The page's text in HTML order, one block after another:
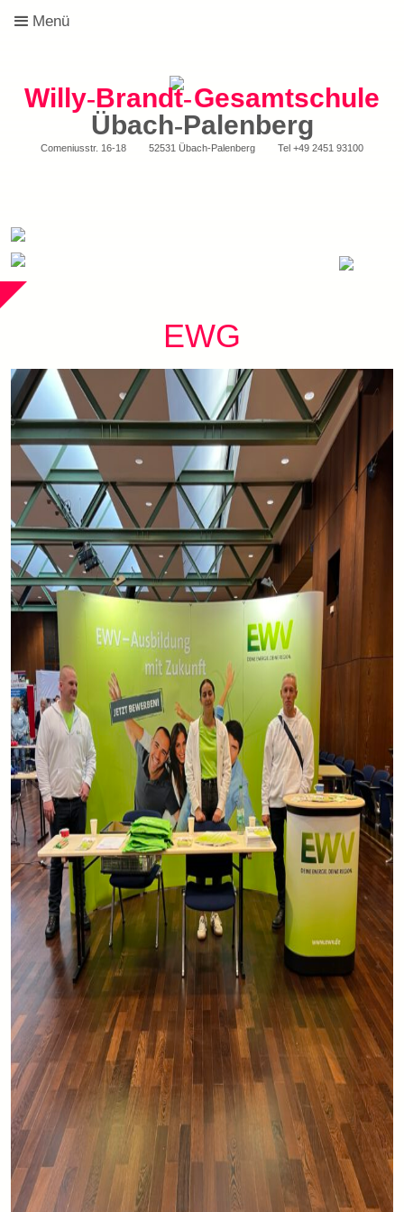
Menü
Willy-Brandt-Gesamtschule
Übach-Palenberg
Comeniusstr. 16-18 52531 Übach-Palenberg Tel +49 2451 93100
EWG